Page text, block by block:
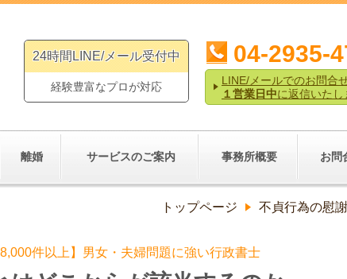
24時間LINE/メール受付中
経験豊富なプロが対応
04-2935-
LINE/メールでのお問合
１営業日中に返信いたし
離婚 サービスのご案内 事務所概要 お問
トップページ 不貞行為の慰
8,000件以上】男女・夫婦問題に強い行政書士